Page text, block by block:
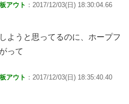
アウト ：2017/12/03(日) 18:30:04.66
ようと思ってるのに、ホープフ
って
アウト ：2017/12/03(日) 18:35:40.40